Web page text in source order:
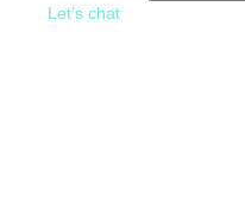
Let's chat